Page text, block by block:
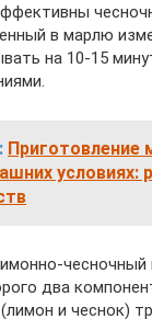
в марлю
на 10-15
Приготовление
условиях:
чесночный
два
и чеснок)